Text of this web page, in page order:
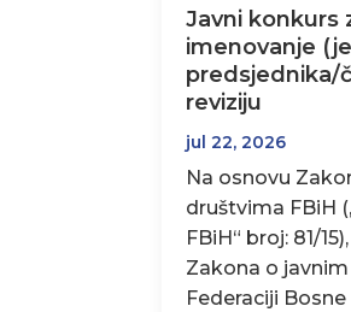
Javni konkurs
imenovanje
predsjednika/
reviziju
jul 22, 2026
Na osnovu
društvima FBiH
FBiH“ broj: 81/
Zakona o
Federaciji Bosne